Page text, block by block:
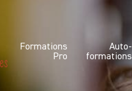
Formations
Pro
Auto-
formations